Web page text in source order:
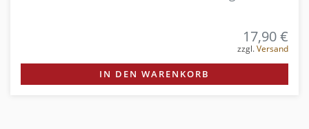
17,90 €
zzgl.Versand
IN DEN WARENKORB